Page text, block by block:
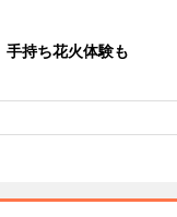
持ち花火体験も